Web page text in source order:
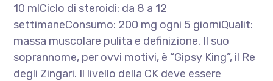
10 mlCiclo di steroidi: da 8 a 12
settimaneConsumo: 200 mg ogni 5 giorniQualit:
massa muscolare pulita e definizione. Il suo
soprannome, per ovvi motivi, è “Gipsy King”, il Re
degli Zingari. Il livello della CK deve essere